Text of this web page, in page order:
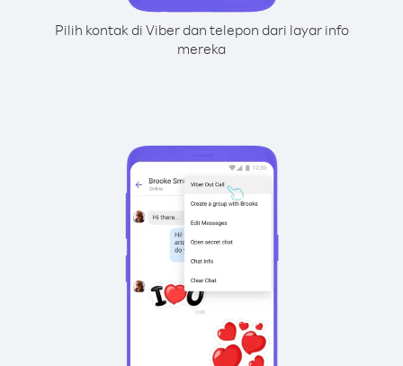
Pilih kontak di Viber dan telepon dari layar info
mereka